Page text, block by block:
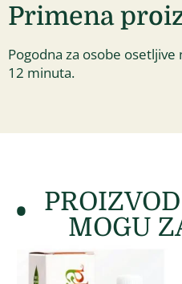
Primena
Pogodna za osobe
12 minuta.
MOGU